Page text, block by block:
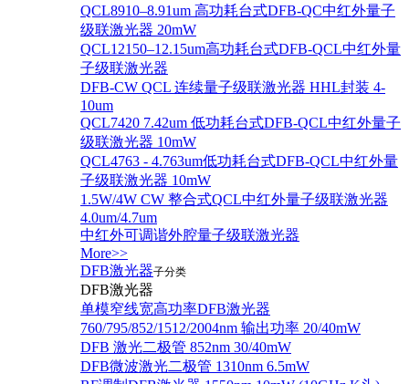
QCL8910–8.91um 高功耗台式DFB-QC中红外量子
级联激光器 20mW
QCL12150–12.15um高功耗台式DFB-QCL中红外量
子级联激光器
DFB-CW QCL 连续量子级联激光器 HHL封装 4-
10um
QCL7420 7.42um 低功耗台式DFB-QCL中红外量子
级联激光器 10mW
QCL4763 - 4.763um低功耗台式DFB-QCL中红外量
子级联激光器 10mW
1.5W/4W CW 整合式QCL中红外量子级联激光器
4.0um/4.7um
中红外可调谐外腔量子级联激光器
More>>
DFB激光器子分类
DFB激光器
单模窄线宽高功率DFB激光器
760/795/852/1512/2004nm 输出功率 20/40mW
DFB 激光二极管 852nm 30/40mW
DFB微波激光二极管 1310nm 6.5mW